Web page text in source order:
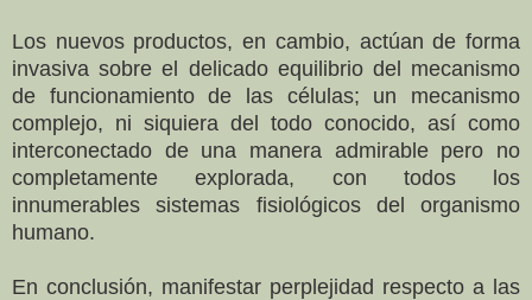
Los nuevos productos, en cambio, actúan de forma
invasiva sobre el delicado equilibrio del mecanismo
de funcionamiento de las células; un mecanismo
complejo, ni siquiera del todo conocido, así como
interconectado de una manera admirable pero no
completamente explorada, con todos los
innumerables sistemas fisiológicos del organismo
humano.
En conclusión, manifestar perplejidad respecto a las